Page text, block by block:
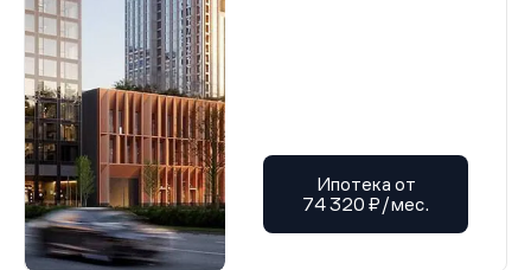
Ипотека от
74 320 ₽/мес.